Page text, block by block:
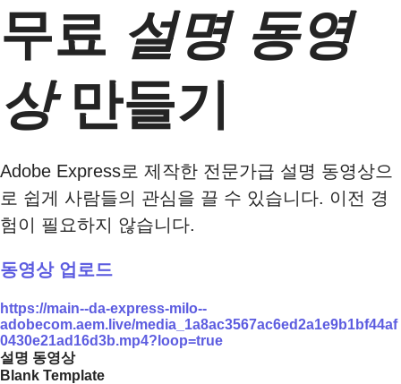
무료 설명 동영
상만들기
Adobe Express로 제작한 전문가급 설명 동영상으
로 쉽게 사람들의 관심을 끌 수 있습니다. 이전 경
험이 필요하지 않습니다.
동영상 업로드
https://main--da-express-milo--
adobecom.aem.live/media_1a8ac3567ac6ed2a1e9b1bf44af
0430e21ad16d3b.mp4?loop=true
설명 동영상
Blank Template